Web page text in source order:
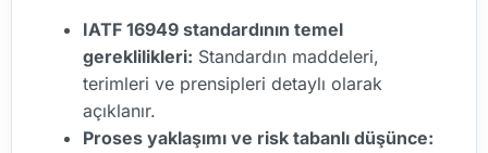
IATF 16949 standardının temel
gereklilikleri: Standardın maddeleri,
terimleri ve prensipleri detaylı olarak
açıklanır.
Proses yaklaşımı ve risk tabanlı düşünce: